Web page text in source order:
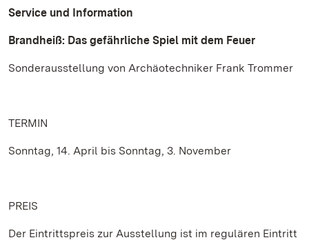
Service und Information
Brandheiß: Das gefährliche Spiel mit dem Feuer
Sonderausstellung von Archäotechniker Frank Trommer
TERMIN
Sonntag, 14. April bis Sonntag, 3. November
PREIS
Der Eintrittspreis zur Ausstellung ist im regulären Eintritt